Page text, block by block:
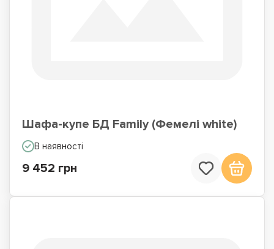
Шафа-купе БД Family (Фемелі white)
В наявності
9 452 грн